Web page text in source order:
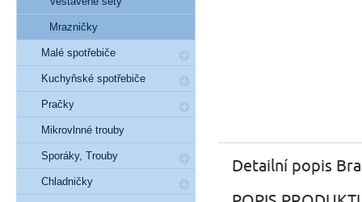
Detailní popis
Mrazničky
Malé spotřebiče
Kuchyňské spotřebiče
Pračky
Mikrovlnné trouby
Sporáky, Trouby
Chladničky